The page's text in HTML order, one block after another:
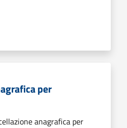
per
anagrafica per